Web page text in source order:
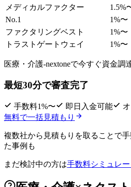
メディカルファクター
1.5%
No.1
1%〜
ファクタリングベスト
1%〜
トラストゲートウェイ
1%〜
医療・介護-nextoneで今すぐ資金調
最短30分で審査完了
手数料1%〜 即日入金可能
無料で一括見積もり
複数社から見積もりを取ることで
た事例も
まだ検討中の方は手数料シミュレ